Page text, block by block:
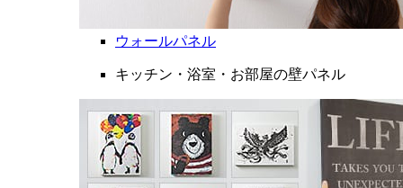
ウォールパネル
キッチン・浴室・お部屋の壁パネル